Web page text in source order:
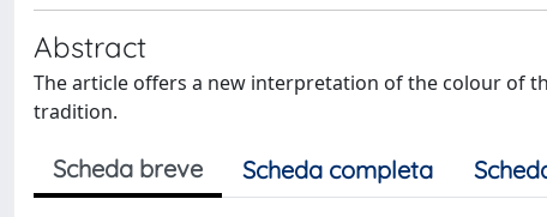
Abstract
The article offers a new interpretation of the colour of
tradition.
Scheda breve Scheda completa